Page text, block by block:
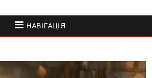
НАВІГАЦІЯ